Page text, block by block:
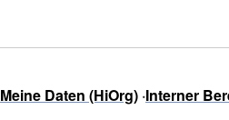
Meine Daten (HiOrg) Interner